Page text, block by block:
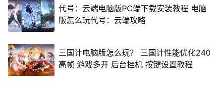
代号：云端电脑版PC端下载安装教程 电脑
版怎么玩代号：云端攻略
三国计电脑版怎么玩？ 三国计性能优化240
高帧 游戏多开 后台挂机 按键设置教程